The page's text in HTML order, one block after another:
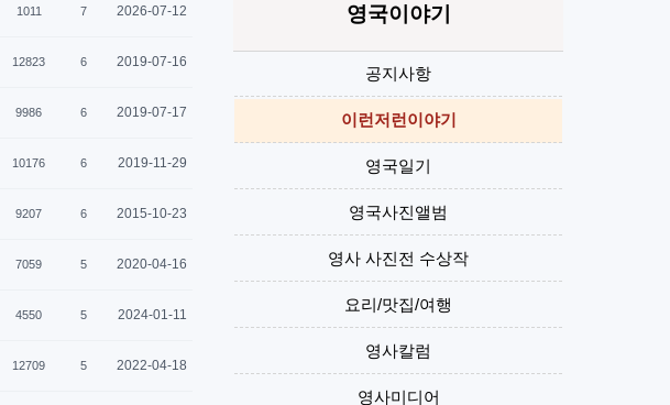
1011 7 2026-07-12
12823 6 2019-07-16
9986 6 2019-07-17
10176 6 2019-11-29
9207 6 2015-10-23
7059 5 2020-04-16
4550 5 2024-01-11
12709 5 2022-04-18
영국이야기
공지사항
이런저런이야기
영국일기
영국사진앨범
영사 사진전 수상작
요리/맛집/여행
영사칼럼
영사미디어